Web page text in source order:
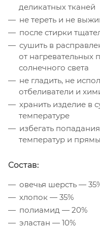
деликатных тканей
не тереть и не
после стирки
сушить в
от нагревательных
солнечного света
не гладить, не
отбеливатели и
хранить изделие в
температуре
избегать
температур и
Состав:
овечья шерсть —
хлопок — 35%
полиамид — 20%
эластан — 10%